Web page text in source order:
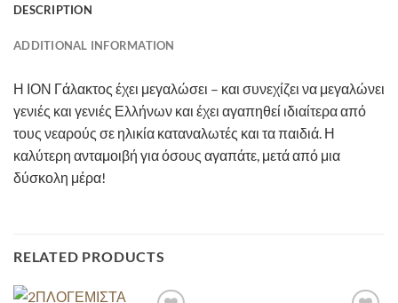
DESCRIPTION
ADDITIONAL INFORMATION
Η ΙΟΝ Γάλακτος έχει μεγαλώσει – και συνεχίζει να μεγαλώνει
γενιές και γενιές Ελλήνων και έχει αγαπηθεί ιδιαίτερα από
τους νεαρούς σε ηλικία καταναλωτές και τα παιδιά. Η
καλύτερη ανταμοιβή για όσους αγαπάτε, μετά από μια
δύσκολη μέρα!
RELATED PRODUCTS